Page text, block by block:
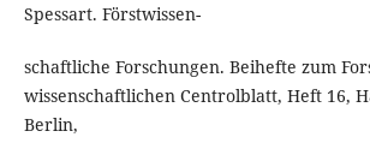
Spessart. Förstwissen-
schaftliche Forschungen. Beihefte zum
wissenschaftlichen Centrolblatt, Heft 16,
Berlin,